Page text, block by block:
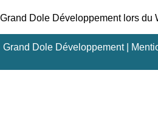
Dole Développement lors
Grand Dole Développement |